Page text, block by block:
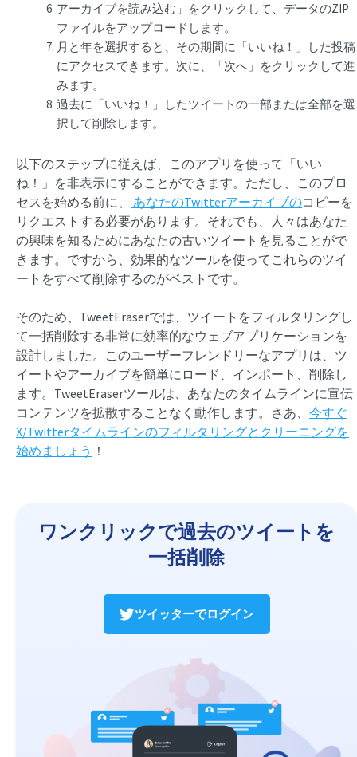
アーカイブを読み込む」をクリックして、データのZIP
ファイルをアップロードします。
月と年を選択すると、その期間に「いいね！」した投稿
にアクセスできます。次に、「次へ」をクリックして進
みます。
過去に「いいね！」したツイートの一部または全部を選
択して削除します。
以下のステップに従えば、このアプリを使って「いい
ね！」を非表示にすることができます。ただし、このプロ
セスを始める前に、
あなたのTwitterアーカイブのコピーを
リクエストする必要があります。それでも、人々はあなた
の興味を知るためにあなたの古いツイートを見ることがで
きます。ですから、効果的なツールを使ってこれらのツイ
ートをすべて削除するのがベストです。
そのため、TweetEraserでは、ツイートをフィルタリングし
て一括削除する非常に効率的なウェブアプリケーションを
設計しました。このユーザーフレンドリーなアプリは、ツ
イートやアーカイブを簡単にロード、インポート、削除し
ます。TweetEraserツールは、あなたのタイムラインに宣伝
コンテンツを拡散することなく動作します。さあ、 今すぐ
X/Twitterタイムラインのフィルタリングとクリーニングを
始めましょう ！
ワンクリックで過去のツイートを
一括削除
ツイッターでログイン